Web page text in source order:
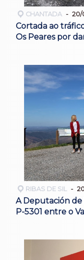
CHANTADA 20/
Cortada ao
Os Peares por
RIBAS DE SIL
A Deputación de
P-5301 entre o